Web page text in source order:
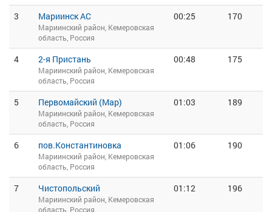
3 Мариинск АС
Мариинский район, Кемеровская
область, Россия
00:25 170
4 2-я Пристань
Мариинский район, Кемеровская
область, Россия
00:48 175
5 Первомайский (Мар)
Мариинский район, Кемеровская
область, Россия
01:03 189
6 пов.Константиновка
Мариинский район, Кемеровская
область, Россия
01:06 190
7 Чистопольский
Мариинский район, Кемеровская
область, Россия
01:12 196